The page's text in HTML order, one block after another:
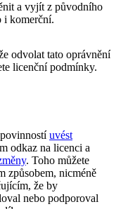
a vyjít z původního
i komerční.
odvolat tato oprávnění
licenční podmínky.
uvést
odkaz na licenci a
. Toho můžete
způsobem, nicméně
že by
nebo podporoval